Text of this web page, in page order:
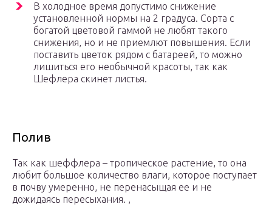
В холодное время допустимо снижение
установленной нормы на 2 градуса. Сорта с
богатой цветовой гаммой не любят такого
снижения, но и не приемлют повышения. Если
поставить цветок рядом с батареей, то можно
лишиться его необычной красоты, так как
Шефлера скинет листья.
Полив
Так как шеффлера – тропическое растение, то она
любит большое количество влаги, которое поступает
в почву умеренно, не перенасыщая ее и не
дожидаясь пересыхания. ,